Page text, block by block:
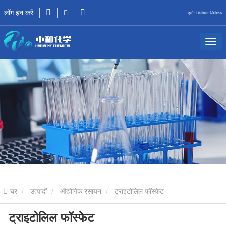
लॉग इन करें हार्मनी केमिकल लिमिटेड
घर उत्पादों औद्योगिक रसायन ट्राइटोलिल फॉस्फेट
ट्राइटोलिल फॉस्फेट